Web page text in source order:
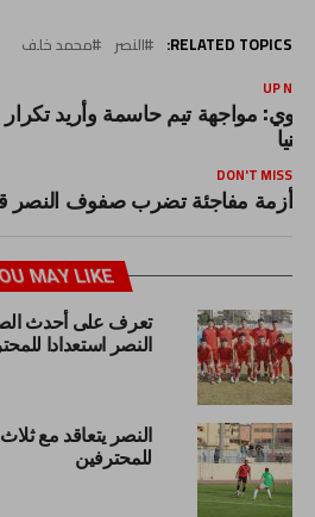
RELATED TOPICS: النصر محمد خلف
UP
مواجهة تيم حاسمة وأريد
DON'T MISS
أزمة مفاجئة تضرب صفوف النصر
MAY LIKE
تعرف على أحدث
النصر استعدادا
النصر يتعاقد مع
للمحترفين